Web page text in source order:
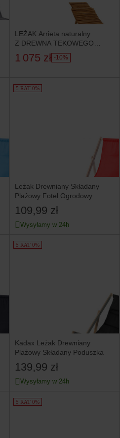
LEŻAK Arrieta naturalny
Z DREWNA TEKOWEGO
składany
1 075 zł -10%
5 RAT 0%
Leżak Drewniany Składany
Plażowy Fotel Ogrodowy
109,99 zł
Wysyłamy w 24h
5 RAT 0%
Kadax Leżak Drewniany
Plażowy Składany Poduszka
139,99 zł
Wysyłamy w 24h
5 RAT 0%